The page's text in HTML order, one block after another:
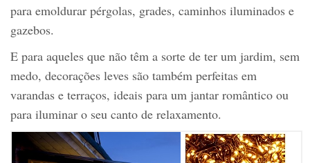
para emoldurar pérgolas, grades, caminhos iluminados e
gazebos.
E para aqueles que não têm a sorte de ter um jardim, sem
medo, decorações leves são também perfeitas em
varandas e terraços, ideais para um jantar romântico ou
para iluminar o seu canto de relaxamento.